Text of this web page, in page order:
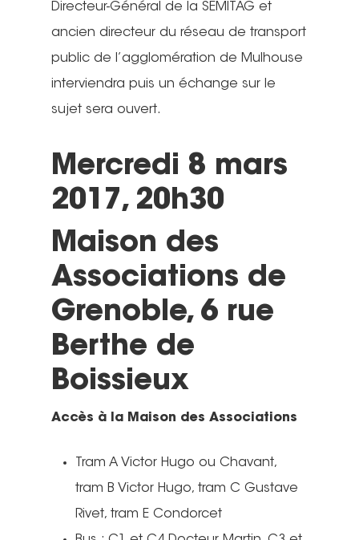
Directeur-Général de la SEMITAG et
ancien directeur du réseau de transport
public de l’agglomération de Mulhouse
interviendra puis un échange sur le
sujet sera ouvert.
Mercredi 8 mars
2017, 20h30
Maison des
Associations de
Grenoble, 6 rue
Berthe de
Boissieux
Accès à la Maison des Associations
Tram A Victor Hugo ou Chavant,
tram B Victor Hugo, tram C Gustave
Rivet, tram E Condorcet